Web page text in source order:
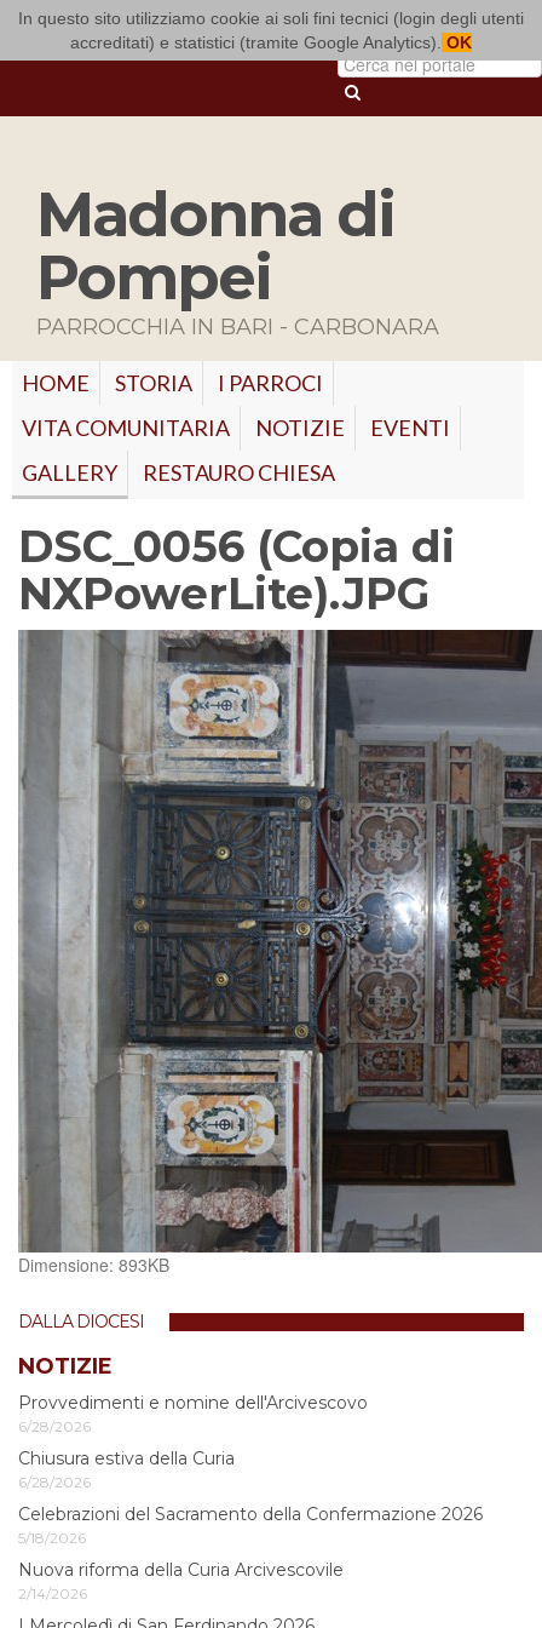
In questo sito utilizziamo cookie ai soli fini tecnici (login degli utenti
accreditati) e statistici (tramite Google Analytics). OK
ARCIDIOCESI DI BARI-BITONTO
Madonna di
Pompei
PARROCCHIA IN BARI - CARBONARA
HOME STORIA
I PARROCI
VITA COMUNITARIA
NOTIZIE
EVENTI
GALLERY
RESTAURO CHIESA
DSC_0056 (Copia di
NXPowerLite).JPG
Clicca
vedere
alle
originali…
Dimensione: 893KB
DALLA DIOCESI
NOTIZIE
Provvedimenti e nomine dell'Arcivescovo
6/28/2026
Chiusura estiva della Curia
6/28/2026
Celebrazioni del Sacramento della Confermazione 2026
5/18/2026
Nuova riforma della Curia Arcivescovile
2/14/2026